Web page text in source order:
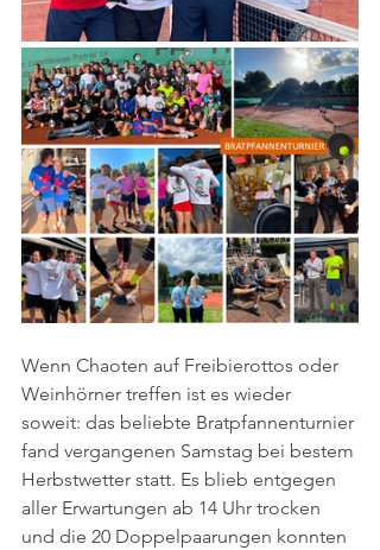
Wenn Chaoten auf Freibierottos oder
Weinhörner treffen ist es wieder
soweit: das beliebte Bratpfannenturnier
fand vergangenen Samstag bei bestem
Herbstwetter statt. Es blieb entgegen
aller Erwartungen ab 14 Uhr trocken
und die 20 Doppelpaarungen konnten